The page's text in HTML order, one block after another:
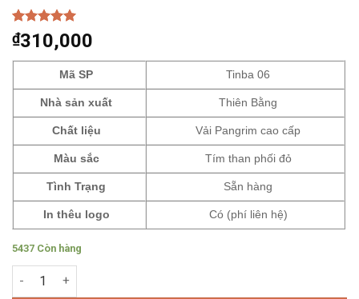
5.00trên 5
dựa trên
1
đánh giá
₫310,000
Mã SP Tinba 06
Nhà sản xuất Thiên Bằng
Chất liệu Vải Pangrim cao cấp
Màu sắc Tím than phối đỏ
Tình Trạng Sẵn hàng
In thêu logo Có (phí liên hệ)
5437 Còn hàng
Áo Khoác Bảo Hộ Tinba 06 số lượng